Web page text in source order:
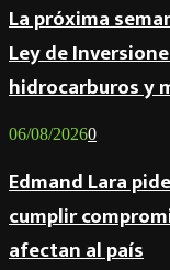
La próxima
Ley de
hidrocarburos y
06/08/20260
Edmand Lara
cumplir
afectan al país